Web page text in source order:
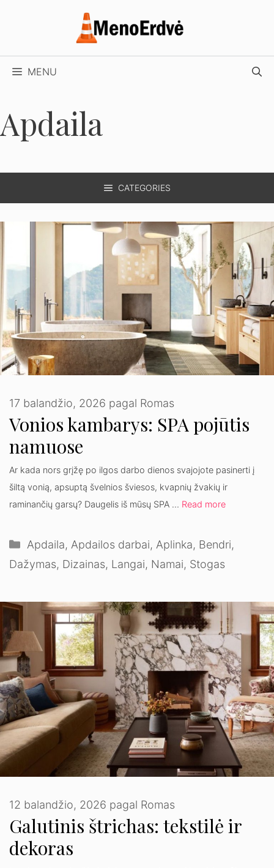
turinio
MENU
Apdaila
CATEGORIES
Vonios kambarys: SPA pojūtis
namuose
17 balandžio, 2026 pagal Romas
Ar kada nors grįžę po ilgos darbo dienos svajojote pasinerti į
šiltą vonią, apsuptą švelnios šviesos, kvapnių žvakių ir
raminančių garsų? Daugelis iš mūsų SPA … Read more
Kategorijos
Apdaila, Apdailos darbai, Aplinka, Bendri,
Dažymas, Dizainas, Langai, Namai, Stogas
Galutinis štrichas: tekstilė ir
dekoras
12 balandžio, 2026 pagal Romas